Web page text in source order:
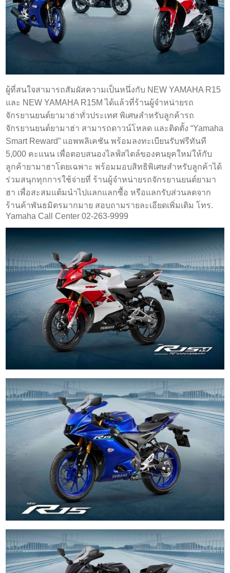
ผู้ที่สนใจสามารถสัมผัสความเป็นหนึ่งกับ NEW YAMAHA R15
และ NEW YAMAHA R15M ได้แล้วที่ร้านผู้จำหน่ายรถ
จักรยานยนต์ยามาฮ่าทั่วประเทศ พิเศษสำหรับลูกค้ารถ
จักรยานยนต์ยามาฮ่า สามารถดาวน์โหลด และติดตั้ง “Yamaha
Smart Reward” แอพพลิเคชัน พร้อมลงทะเบียนรับฟรีทันที
5,000 คะแนน เพื่อตอบสนองไลฟ์สไตล์ของคนยุคใหม่ให้กับ
ลูกค้ายามาฮาโดยเฉพาะ พร้อมมอบสิทธิพิเศษสำหรับลูกค้าได้
ร่วมสนุกทุกการใช้จ่ายที่ ร้านผู้จำหน่ายรถจักรยานยนต์ยามา
ฮา เพื่อสะสมแต้มนำไปแลกแลกซื้อ หรือแลกรับส่วนลดจาก
ร้านค้าพันธมิตรมากมาย สอบถามรายละเอียดเพิ่มเติม โทร.
Yamaha Call Center 02-263-9999